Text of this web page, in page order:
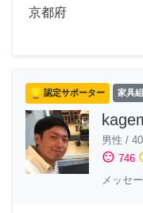
京都府
認定サポーター 家具
男性 /
sentiment_satisfied 746
メッセ